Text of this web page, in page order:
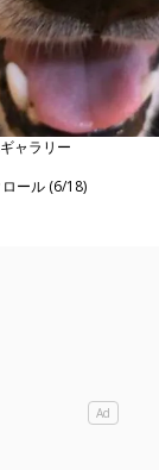
ャラリー
ール (6/18)